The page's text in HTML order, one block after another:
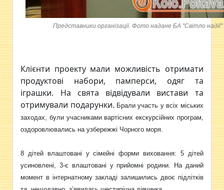
Представники організації. Фото надане БА "Світло надії"
Клієнти проекту мали можливість отримати
продуктові набори, памперси, одяг та
іграшки. На свята відвідували вистави та
отримували подарунки. Брали участь у всіх міських
заходах, були учасниками вартісних екскурсійних програм,
оздоровлювались на узбережжі Чорного моря.
8 дітей влаштовані у сімейні форми виховання: 5 дітей
усиновлені, 3-є влаштовані у прийомні родини. На даний
момент в інтернатному закладі залишились двоє підлітків